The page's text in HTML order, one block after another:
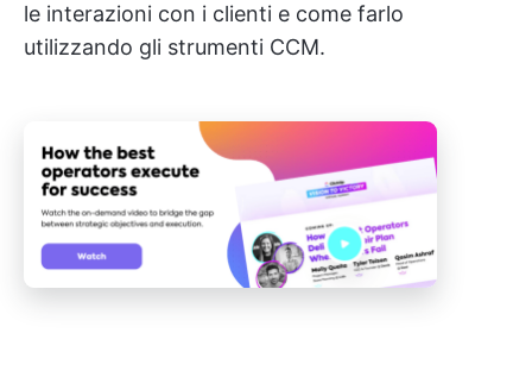
le interazioni con i clienti e come farlo
utilizzando gli strumenti CCM.